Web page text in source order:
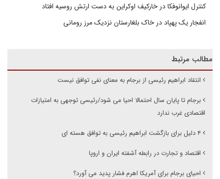
کنترل ایوانوفکا در خارکیف اوکراین به دست ارتش روسیه افتاد
انفجار یک پهپاد در خاک بلغارستان نزدیک مرز رومانی
مطالب مرتبط
انتقاد ابراهیم رئیسی از برجام به معنای نفی توافق نیست
برجام تا پایان سال احتمالا احیا می شود/رئیسی توجهی به امتیازات
اقتصادی غرب ندارد
۴ دلیل برای بازگشت ابراهیم رئیسی به توافق هسته ای
اقتصاد و تجارت در رابطه آشفته ایران و اروپا
احیای برجام برای آمریکا اهرم فشار پدید می آورد؟